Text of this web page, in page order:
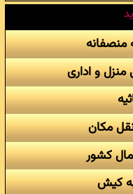
منصفانه
منزل و اداری
نقل مکان
کشور
به کیش